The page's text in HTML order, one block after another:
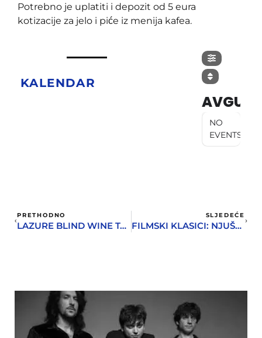
Potrebno je uplatiti i depozit od 5 eura
kotizacije za jelo i piće iz menija kafea.
KALENDAR
AVGUST
NO
EVENTS
PRETHODNO
LAZURE BLIND WINE TASTING – SAZNAJTE KAKAV STE VINSKI STRUČNJAK
SLJEDEĆE
FILMSKI KLASICI: NJUŠKALO